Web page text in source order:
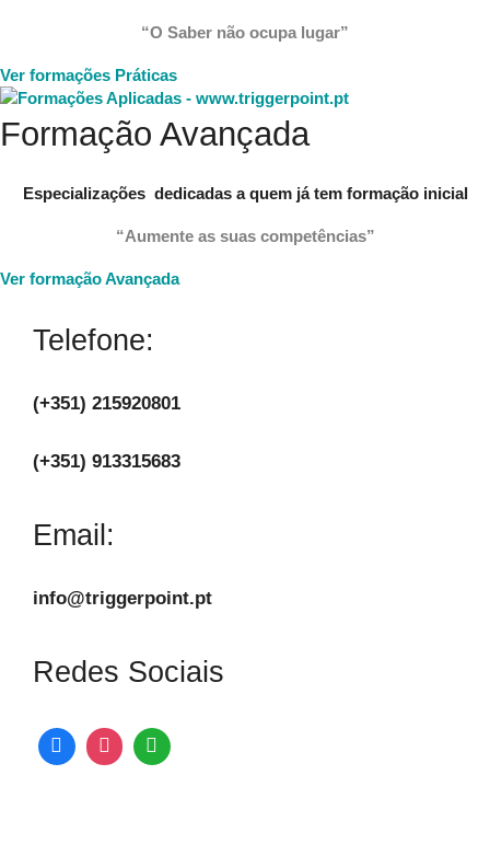
“O Saber não ocupa lugar”
Ver formações Práticas
Formação Avançada
Especializações dedicadas a quem já tem formação inicial
“Aumente as suas competências”
Ver formação Avançada
Telefone:
(+351) 215920801
(+351) 913315683
Email:
info@triggerpoint.pt
Redes Sociais